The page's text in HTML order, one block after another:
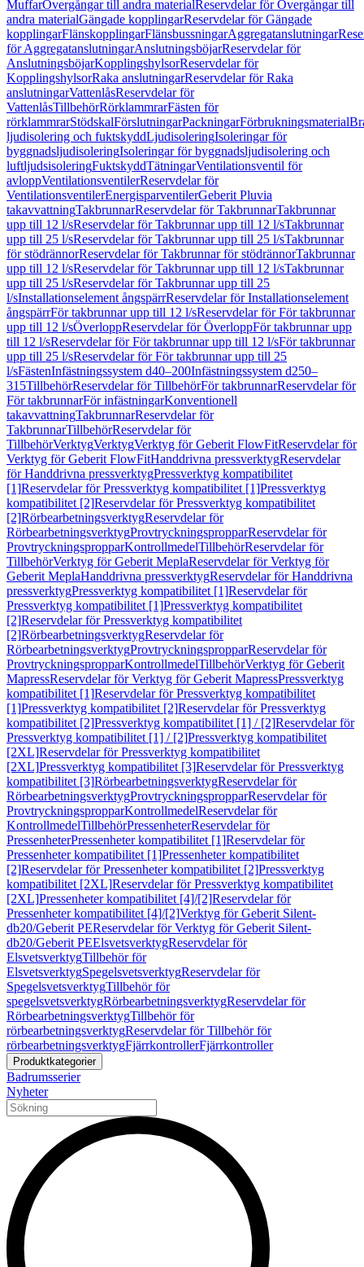
MuffarÖvergångar till andra materialReservdelar för Övergångar till
andra materialGängade kopplingarReservdelar för Gängade
kopplingarFlänskopplingarFlänsbussningarAggregatanslutningar
för AggregatanslutningarAnslutningsböjarReservdelar för
AnslutningsböjarKopplingshylsorReservdelar för
KopplingshylsorRaka anslutningarReservdelar för Raka
anslutningarVattenlåsReservdelar för
VattenlåsTillbehörRörklammrarFästen för
rörklammrarStödskalFörslutningarPackningarFörbrukningsmaterial
ljudisolering och fuktskyddLjudisoleringIsoleringar för
byggnadsljudisoleringIsoleringar för byggnadsljudisolering och
luftljudsisoleringFuktskyddTätningarVentilationsventil för
avloppVentilationsventilerReservdelar för
VentilationsventilerEnergisparventilerGeberit Pluvia
takavvattningTakbrunnarReservdelar för TakbrunnarTakbrunnar
upp till 12 l/sReservdelar för Takbrunnar upp till 12 l/sTakbrunnar
upp till 25 l/sReservdelar för Takbrunnar upp till 25 l/sTakbrunnar
för stödrännorReservdelar för Takbrunnar för stödrännorTakbrunnar
upp till 12 l/sReservdelar för Takbrunnar upp till 12 l/sTakbrunnar
upp till 25 l/sReservdelar för Takbrunnar upp till 25
l/sInstallationselement ångspärrReservdelar för Installationselement
ångspärrFör takbrunnar upp till 12 l/sReservdelar för För takbrunnar
upp till 12 l/sÖverloppReservdelar för ÖverloppFör takbrunnar upp
till 12 l/sReservdelar för För takbrunnar upp till 12 l/sFör takbrunnar
upp till 25 l/sReservdelar för För takbrunnar upp till 25
l/sFästenInfästningssystem d40–200Infästningssystem d250–
315TillbehörReservdelar för TillbehörFör takbrunnarReservdelar för
För takbrunnarFör infästningarKonventionell
takavvattningTakbrunnarReservdelar för
TakbrunnarTillbehörReservdelar för
TillbehörVerktygVerktygVerktyg för Geberit FlowFitReservdelar för
Verktyg för Geberit FlowFitHanddrivna pressverktygReservdelar
för Handdrivna pressverktygPressverktyg kompatibilitet
[1]Reservdelar för Pressverktyg kompatibilitet [1]Pressverktyg
kompatibilitet [2]Reservdelar för Pressverktyg kompatibilitet
[2]RörbearbetningsverktygReservdelar för
RörbearbetningsverktygProvtryckningspropparReservdelar för
ProvtryckningspropparKontrollmedelTillbehörReservdelar för
TillbehörVerktyg för Geberit MeplaReservdelar för Verktyg för
Geberit MeplaHanddrivna pressverktygReservdelar för Handdrivna
pressverktygPressverktyg kompatibilitet [1]Reservdelar för
Pressverktyg kompatibilitet [1]Pressverktyg kompatibilitet
[2]Reservdelar för Pressverktyg kompatibilitet
[2]RörbearbetningsverktygReservdelar för
RörbearbetningsverktygProvtryckningspropparReservdelar för
ProvtryckningspropparKontrollmedelTillbehörVerktyg för Geberit
MapressReservdelar för Verktyg för Geberit MapressPressverktyg
kompatibilitet [1]Reservdelar för Pressverktyg kompatibilitet
[1]Pressverktyg kompatibilitet [2]Reservdelar för Pressverktyg
kompatibilitet [2]Pressverktyg kompatibilitet [1] / [2]Reservdelar för
Pressverktyg kompatibilitet [1] / [2]Pressverktyg kompatibilitet
[2XL]Reservdelar för Pressverktyg kompatibilitet
[2XL]Pressverktyg kompatibilitet [3]Reservdelar för Pressverktyg
kompatibilitet [3]RörbearbetningsverktygReservdelar för
RörbearbetningsverktygProvtryckningspropparReservdelar för
ProvtryckningspropparKontrollmedelReservdelar för
KontrollmedelTillbehörPressenheterReservdelar för
PressenheterPressenheter kompatibilitet [1]Reservdelar för
Pressenheter kompatibilitet [1]Pressenheter kompatibilitet
[2]Reservdelar för Pressenheter kompatibilitet [2]Pressverktyg
kompatibilitet [2XL]Reservdelar för Pressverktyg kompatibilitet
[2XL]Pressenheter kompatibilitet [4]/[2]Reservdelar för
Pressenheter kompatibilitet [4]/[2]Verktyg för Geberit Silent-
db20/Geberit PEReservdelar för Verktyg för Geberit Silent-
db20/Geberit PEElsvetsverktygReservdelar för
ElsvetsverktygTillbehör för
ElsvetsverktygSpegelsvetsverktygReservdelar för
SpegelsvetsverktygTillbehör för
spegelsvetsverktygRörbearbetningsverktygReservdelar för
RörbearbetningsverktygTillbehör för
rörbearbetningsverktygReservdelar för Tillbehör för
rörbearbetningsverktygFjärrkontrollerFjärrkontroller
Produktkategorier
Badrumsserier
Nyheter